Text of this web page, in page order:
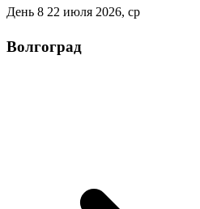
День 8 22 июля 2026, ср
Волгоград